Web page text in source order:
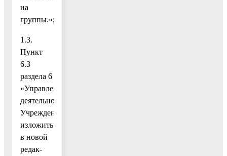
на
группы.»;
1.3.
Пункт
6.3
раздела 6
«Управление
деятельностью
Учреждения»
изложить
в новой
редак-